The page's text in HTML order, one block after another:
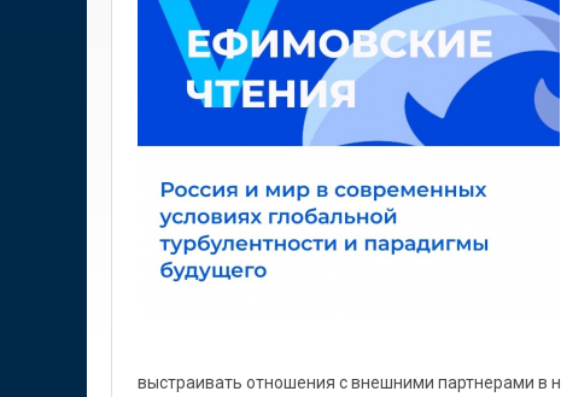
выстраивать отношения с внешними партнерами в